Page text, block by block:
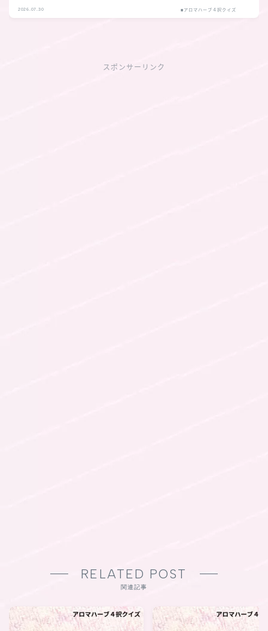
2026.07.30 ■アロマハーブ４択クイズ
スポンサーリンク
RELATED POST
関連記事